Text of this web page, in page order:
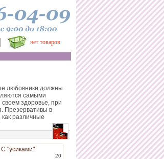
нет товаров
любовники должны
самыми
здоровье, при
Презервативы в
различные
С "усиками"
20